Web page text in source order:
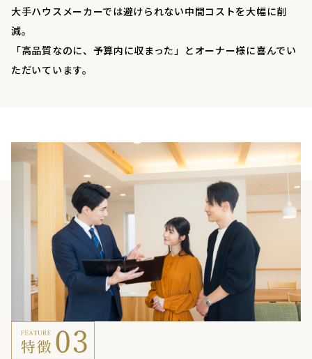
大手ハウスメーカーでは避けられない中間コストを大幅に削
減。
「高品質なのに、予算内に収まった」とオーナー様に喜んでい
ただいています。